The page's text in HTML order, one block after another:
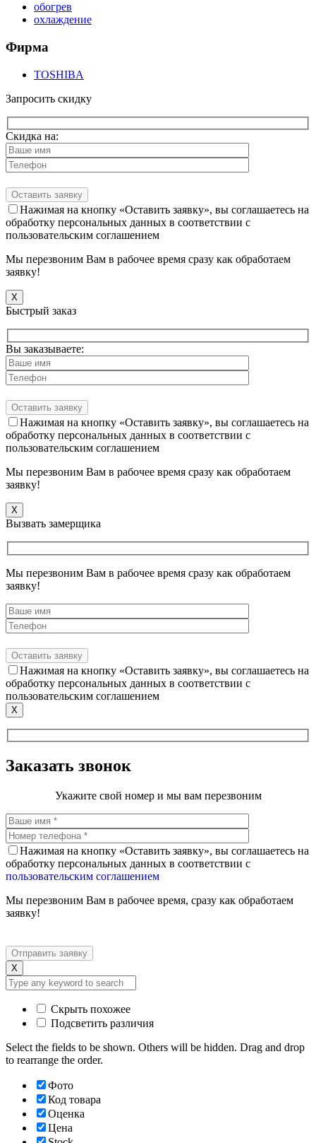
обогрев
охлаждение
Фирма
TOSHIBA
Запросить скидку
Скидка на:
Нажимая на кнопку «Оставить заявку», вы соглашаетесь на
обработку персональных данных в соответствии с
пользовательским соглашением
Мы перезвоним Вам в рабочее время сразу как обработаем
заявку!
X
Быстрый заказ
Вы заказываете:
Нажимая на кнопку «Оставить заявку», вы соглашаетесь на
обработку персональных данных в соответствии с
пользовательским соглашением
Мы перезвоним Вам в рабочее время сразу как обработаем
заявку!
X
Вызвать замерщика
Мы перезвоним Вам в рабочее время сразу как обработаем
заявку!
Нажимая на кнопку «Оставить заявку», вы соглашаетесь на
обработку персональных данных в соответствии с
пользовательским соглашением
X
Заказать звонок
Укажите свой номер и мы вам перезвоним
Нажимая на кнопку «Оставить заявку», вы соглашаетесь на
обработку персональных данных в соответствии с
пользовательским соглашением
Мы перезвоним Вам в рабочее время, сразу как обработаем
заявку!
X
Скрыть похожее
Подсветить различия
Select the fields to be shown. Others will be hidden. Drag and drop
to rearrange the order.
Фото
Код товара
Оценка
Цена